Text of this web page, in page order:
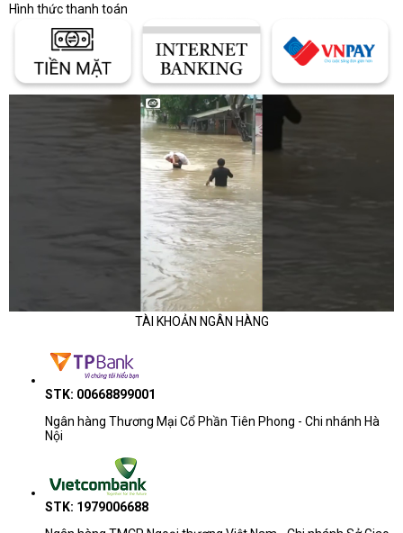
Hình thức thanh toán
TÀI KHOẢN NGÂN HÀNG
STK: 00668899001
Ngân hàng Thương Mại Cổ Phần Tiên Phong - Chi nhánh Hà
Nội
STK: 1979006688